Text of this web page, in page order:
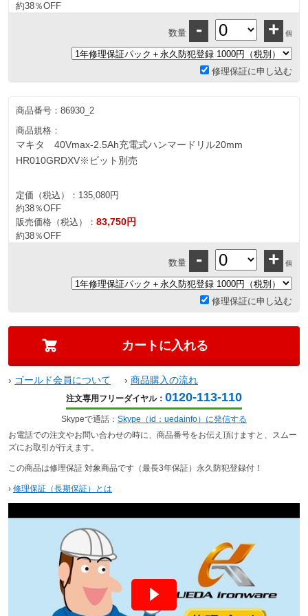
約38％OFF
数量 - + 個
修理保証に申し込む
商品番号： 86930_2
商品規格：
マキタ 40Vmax-2.5Ah充電式ハンマードリル20mm
HR010GRDXV※ビット別売
定価（税込）： 135,080円
約38％OFF
販売価格（税込）： 83,750円
約38％OFF
数量 - + 個
修理保証に申し込む
› ゴールド会員について › 商品購入の流れ
注文専用フリーダイヤル： 0120-113-110
Skypeで通話： Skype（id：uedainfo）に発信する
お電話での注文やお問い合わせの時に、商品番号をお伝え頂けますと、スムー
ズにお取引が行えます。
この商品は修理保証 対象商品です（最長3年保証）永久防犯登録付！
› 修理保証（長期保証）とは